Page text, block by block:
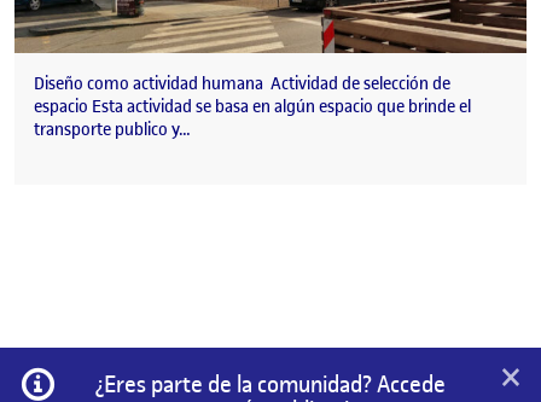
Diseño como actividad humana Actividad de selección de
espacio Esta actividad se basa en algún espacio que brinde el
transporte publico y…
Información
¿Eres parte de la comunidad? Accede
×